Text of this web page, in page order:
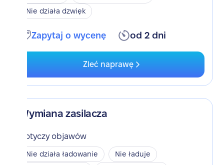
Nie działa dzwięk
Zapytaj o wycenę od 2 dni
Zleć naprawę
Wymiana zasilacza
Dotyczy objawów
Nie działa ładowanie
Nie ładuje